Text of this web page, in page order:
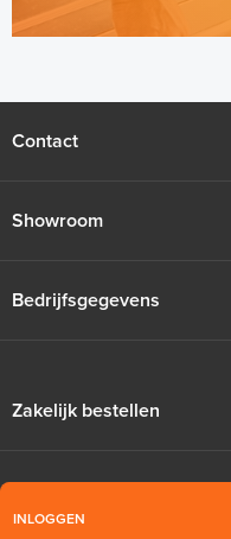
Contact
Showroom
Bedrijfsgegevens
Zakelijk bestellen
INLOGGEN